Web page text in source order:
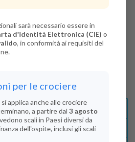
E Itinerario
Disponibilità
sarà necessario essere in
d'Identità Elettronica (CIE) o
, in conformità ai requisiti del
per le crociere
applica anche alle crociere
a partire dal 3 agosto
scali in Paesi diversi da
dell'ospite, inclusi gli scali